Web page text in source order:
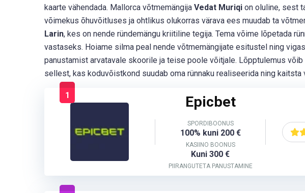
kaarte vähendada. Mallorca võtmemängija Vedat Muriqi on oluline, sest
võimekus õhuvõitluses ja ohtlikus olukorras värava ees muudab ta
Larin, kes on nende ründemängu kriitiline tegija. Tema võime lõpetada
vastaseks. Hoiame silma peal nende võtmemängijate esitustel ning
panustamist arvatavale skoorile ja teise poole võitjale. Lõpptulemus
sellest, kas koduvõistkond suudab oma rünnaku realiseerida ning kaitsta
1 Epicbet
SPORDIBOONUS
100% kuni 200 €
KASIINO BOONUS
Kuni 300 €
PIIRANGUTETA PANUSTAMINE